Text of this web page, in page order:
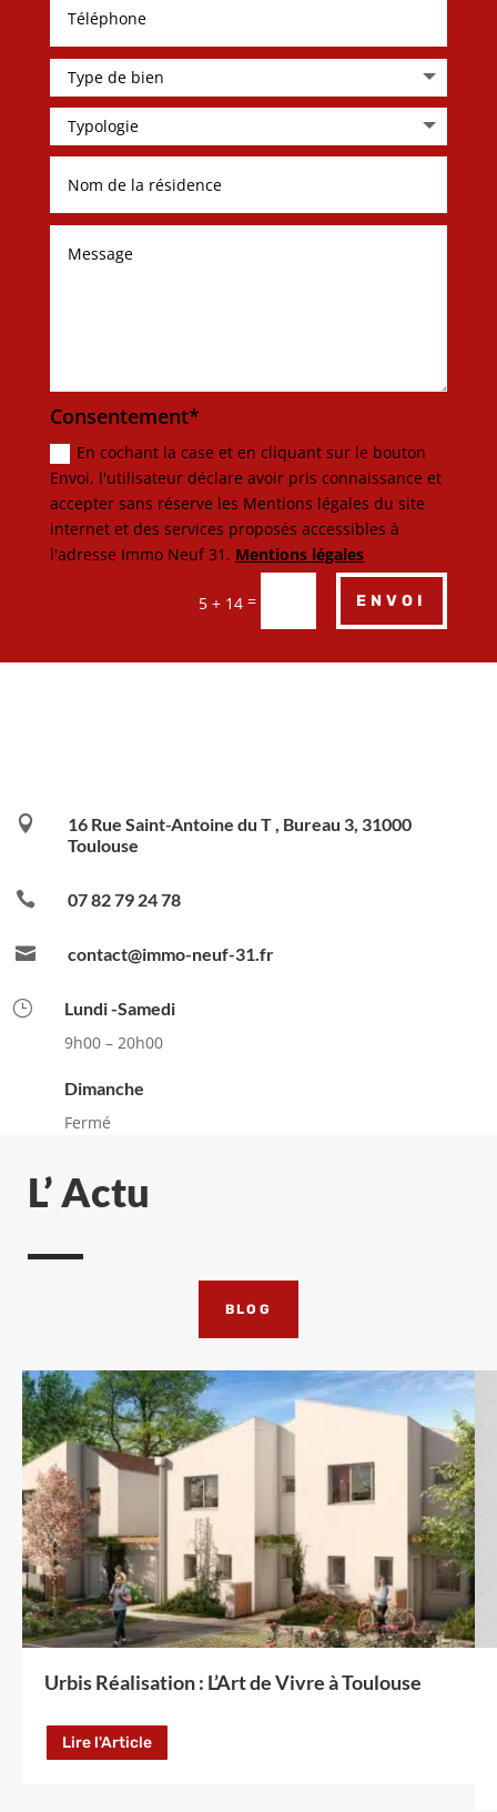
Consentement*
En cochant la case et en cliquant sur le bouton
Envoi, l'utilisateur déclare avoir pris connaissance et
accepter sans réserve les Mentions légales du site
internet et des services proposés accessibles à
l'adresse Immo Neuf 31. Mentions légales
5 + 14 = ENVOI

16 Rue Saint-Antoine du T , Bureau 3, 31000
Toulouse
 07 82 79 24 78
 contact@immo-neuf-31.fr
}
Lundi -Samedi
9h00 – 20h00
Dimanche
Fermé
L’ Actu
BLOG
Urbis Réalisation : L’Art de Vivre à Toulouse
Lire l'Article